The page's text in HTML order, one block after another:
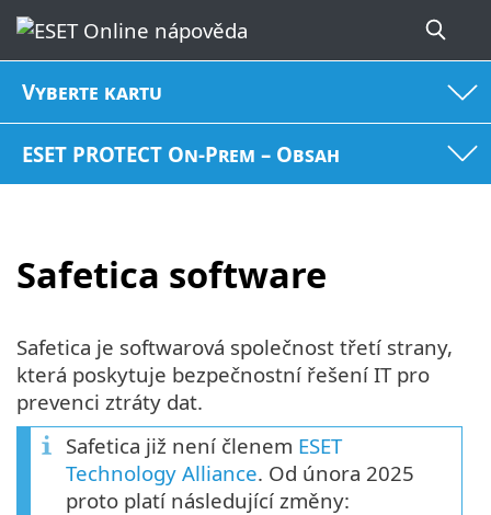
Vyberte kartu
ESET PROTECT On-Prem – Obsah
Safetica software
Safetica je softwarová společnost třetí strany,
která poskytuje bezpečnostní řešení IT pro
prevenci ztráty dat.
Safetica již není členem ESET
Technology Alliance. Od února 2025
proto platí následující změny: